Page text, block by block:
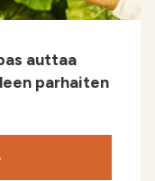
auttaa
parhaiten